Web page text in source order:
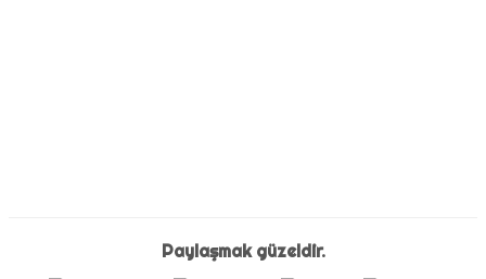
Paylaşmak güzeldir.